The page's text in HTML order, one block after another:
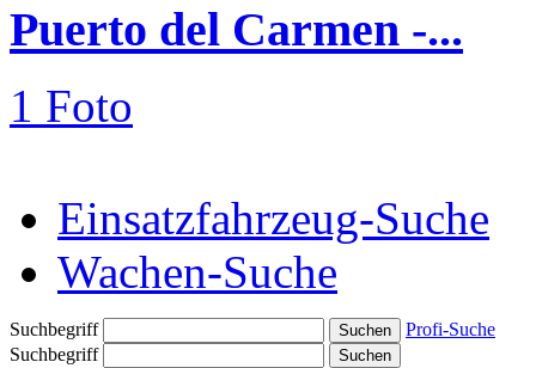
Puerto del Carmen -...
1 Foto
Einsatzfahrzeug-Suche
Wachen-Suche
Suchbegriff
Profi-Suche
Suchbegriff